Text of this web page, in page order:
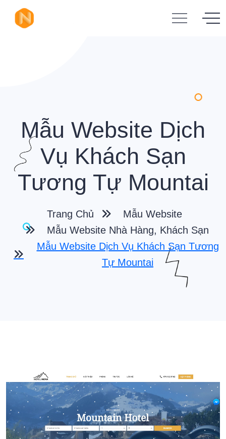
Mẫu Website Dịch
Vụ Khách Sạn
Tương Tự Mountai
Trang Chủ
Mẫu Website
Mẫu Website Nhà Hàng, Khách Sạn
Mẫu Website Dịch Vụ Khách Sạn Tương
Tự Mountai